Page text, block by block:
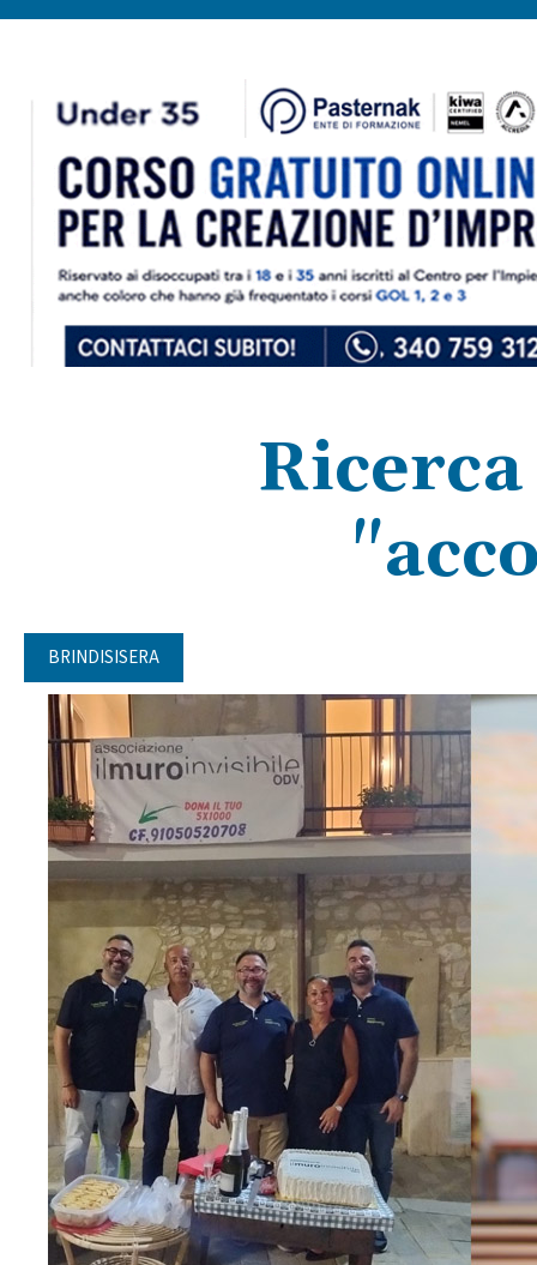
BRINDISISERA